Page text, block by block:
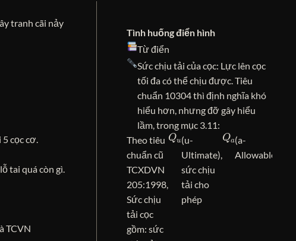
tranh cãi nảy
cọc cơ.
tai quá còn gì.
TCVN
Tình huống điển hình
Từ điển
Sức chịu tải của cọc: Lực lên cọc
tối đa có thể chịu được. Tiêu
chuẩn 10304 thì định nghĩa khó
hiểu hơn, nhưng đỡ gây hiểu
lầm, trong mục 3.11:
Theo tiêu
chuẩn cũ
TCXDVN
205:1998,
Sức chịu
tải cọc
gồm: sức
Qu
(u-
Ultimate),
sức chịu
tải cho
phép
Qa
(a-
Allowable):